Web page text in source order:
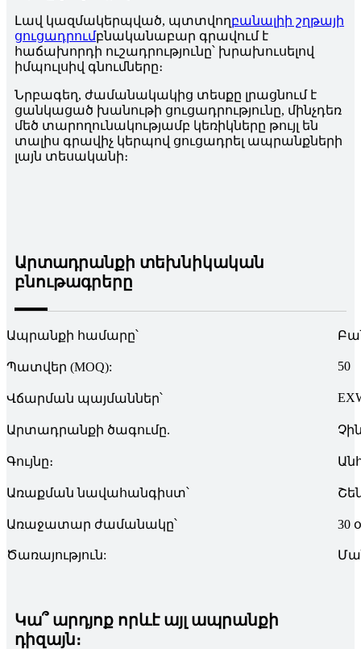
Լավ կազմակերպված, պտտվողբանալիի շղթայի
ցուցադրումբնականաբար գրավում է
հաճախորդի ուշադրությունը՝ խրախուսելով
իմպուլսիվ գնումները։
Նրբագեղ, ժամանակակից տեսքը լրացնում է
ցանկացած խանութի ցուցադրությունը, մինչդեռ
մեծ տարողունակությամբ կեռիկները թույլ են
տալիս գրավիչ կերպով ցուցադրել ապրանքների
լայն տեսականի։
Արտադրանքի տեխնիկական
բնութագրերը
Ապրանքի համարը՝
Պատվեր (MOQ): 50
Վճարման պայմաններ՝
Արտադրանքի ծագումը.
Գույնը։
Առաքման նավահանգիստ՝
Առաջատար ժամանակը՝ 30
Ծառայություն:
Կա՞ արդյոք որևէ այլ ապրանքի
դիզայն։